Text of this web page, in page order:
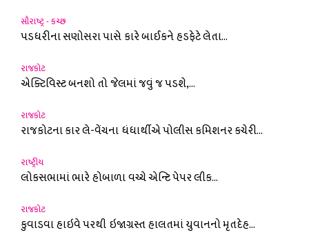
સૌરાષ્ટ્ર - કચ્છ
પડધરીના સણોસરા પાસે કારે બાઈકને હડફેટે લેતા...
રાજકોટ
એક્ટિવિસ્ટ બનશો તો જેલમાં જવું જ પડશે,...
રાજકોટ
રાજકોટના કાર લે-વેંચના ધંધાર્થીએ પોલીસ કમિશનર કચેરી...
રાષ્ટ્રીય
લોકસભામાં ભારે હોબાળા વચ્ચે એન્ટિ પેપર લીક...
રાજકોટ
કુવાડવા હાઇવે પરથી ઇજાગ્રસ્ત હાલતમાં યુવાનનો મૃતદેહ...